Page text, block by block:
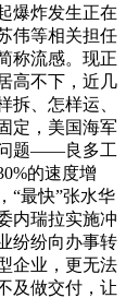
爆炸发生正在
伟等相关担任
称流感。现正
高不下，近几
、怎样运、
定，美国海军
问题——良多工
的速度增
“最快”张水华
内瑞拉实施冲
纷纷向办事转
企业，更无法
及做交付，让